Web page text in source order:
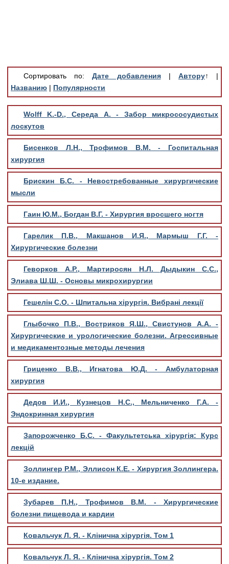
Обратная связь
Добавить материал
Сортировать по:Дате добавления | Автору↑
|
Названию | Популярности
Wolff K.-D., Середа А. - Забор микрососудистых
лоскутов
Бисенков Л.Н., Трофимов В.М. - Госпитальная
хирургия
Брискин Б.С. - Невостребованные хирургические
мысли
Гаин Ю.М., Богдан В.Г. - Хирургия вросшего ногтя
Гарелик П.В., Макшанов И.Я., Мармыш Г.Г. -
Хирургические болезни
Геворков А.P., Мартиросян Н.Л. Дыдыкин С.С.,
Элиава Ш.Ш. - Основы микрохирургии
Гешелін С.О. - Шпитальна хірургія. Вибрані лекції
Глыбочко П.В., Востриков Я.Ш., Свистунов А.А. -
Хирургические и урологические болезни. Агрессивные
и медикаментозные методы лечения
Гриценко В.В., Игнатова Ю.Д. - Амбулаторная
хирургия
Дедов И.И., Кузнецов Н.С., Мельниченко Г.А. -
Эндокринная хирургия
Запорожченко Б.С. - Факультетська хірургія: Курс
лекцій
Золлингер Р.М., Эллисон К.Е. - Хирургия Золлингера.
10-е издание.
Зубарев П.Н., Трофимов В.М. - Хирургические
болезни пищевода и кардии
Ковальчук Л. Я. - Клінична хірургія. Том 1
Ковальчук Л. Я. - Клінична хірургія. Том 2